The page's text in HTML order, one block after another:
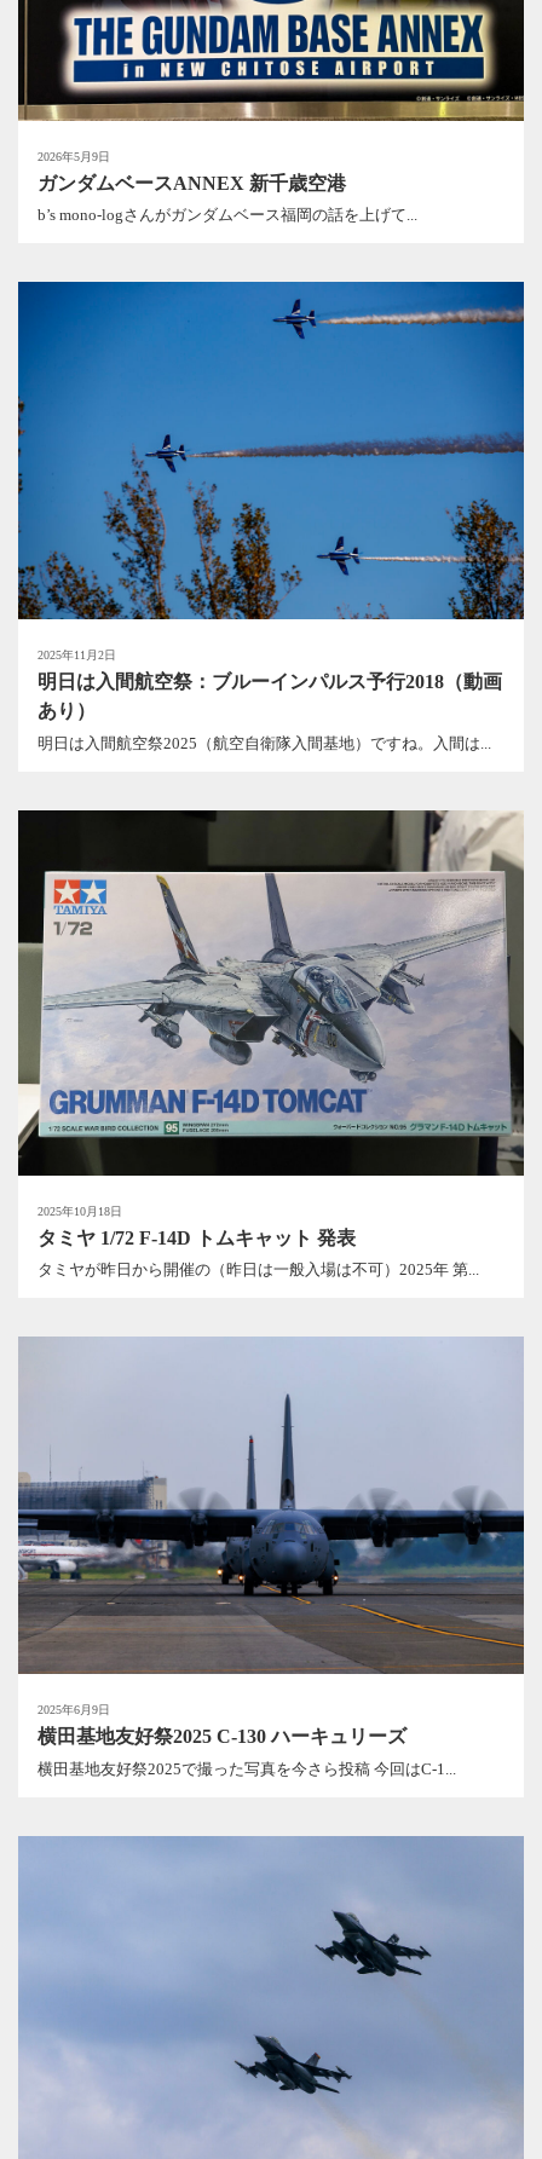
2026年5月9日
ガンダムベースANNEX 新千歳空港
b’s mono-logさんがガンダムベース福岡の話を上げて...
2025年11月2日
明日は入間航空祭：ブルーインパルス予行2018（動画
あり）
明日は入間航空祭2025（航空自衛隊入間基地）ですね。入間は...
2025年10月18日
タミヤ 1/72 F-14D トムキャット 発表
タミヤが昨日から開催の（昨日は一般入場は不可）2025年 第...
2025年6月9日
横田基地友好祭2025 C-130 ハーキュリーズ
横田基地友好祭2025で撮った写真を今さら投稿 今回はC-1...